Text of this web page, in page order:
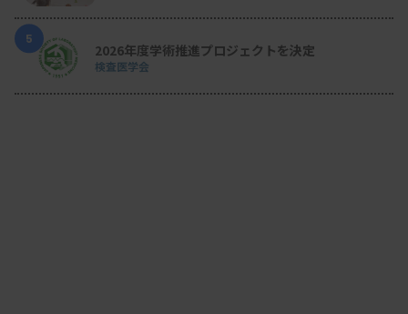
5
2026年度学術推進プロジェクトを決定
検査医学会